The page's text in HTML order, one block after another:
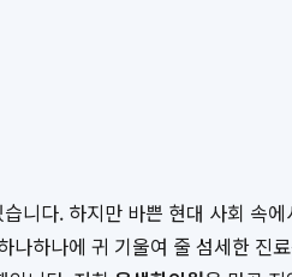
니다. 하지만 바쁜 현대 사회
하나에 귀 기울여 줄 섬세한